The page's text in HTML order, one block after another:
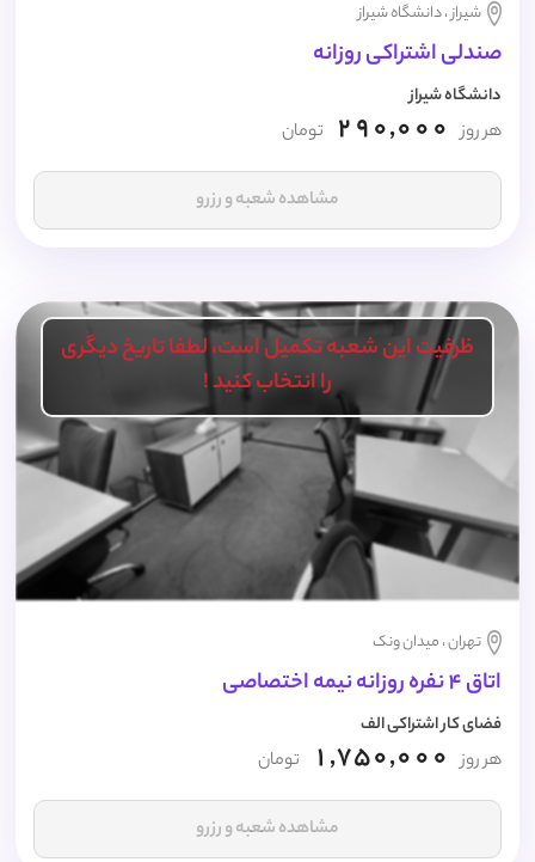
شیراز ، دانشگاه شیراز
صندلی اشتراکی روزانه
دانشگاه شیراز
هر روز 290,000 تومان
مشاهده شعبه و رزرو
ظرفیت این شعبه تکمیل است، لطفا تاریخ دیگری
را انتخاب کنید !
تهران ، میدان ونک
اتاق 4 نفره روزانه نیمه اختصاصی
فضای کار اشتراکی الف
هر روز 1,750,000 تومان
مشاهده شعبه و رزرو